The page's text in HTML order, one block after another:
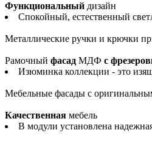
Функциональный дизайн
Спокойный, естественный
Металлические ручки и крючки
Рамочный фасад МДФ с
Изюминка коллекции - это
Мебельные фасады с
Качественная мебель
В модули установлена